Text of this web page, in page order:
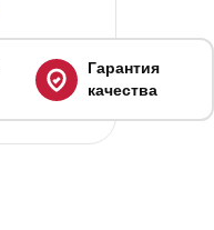
Гарантия
качества